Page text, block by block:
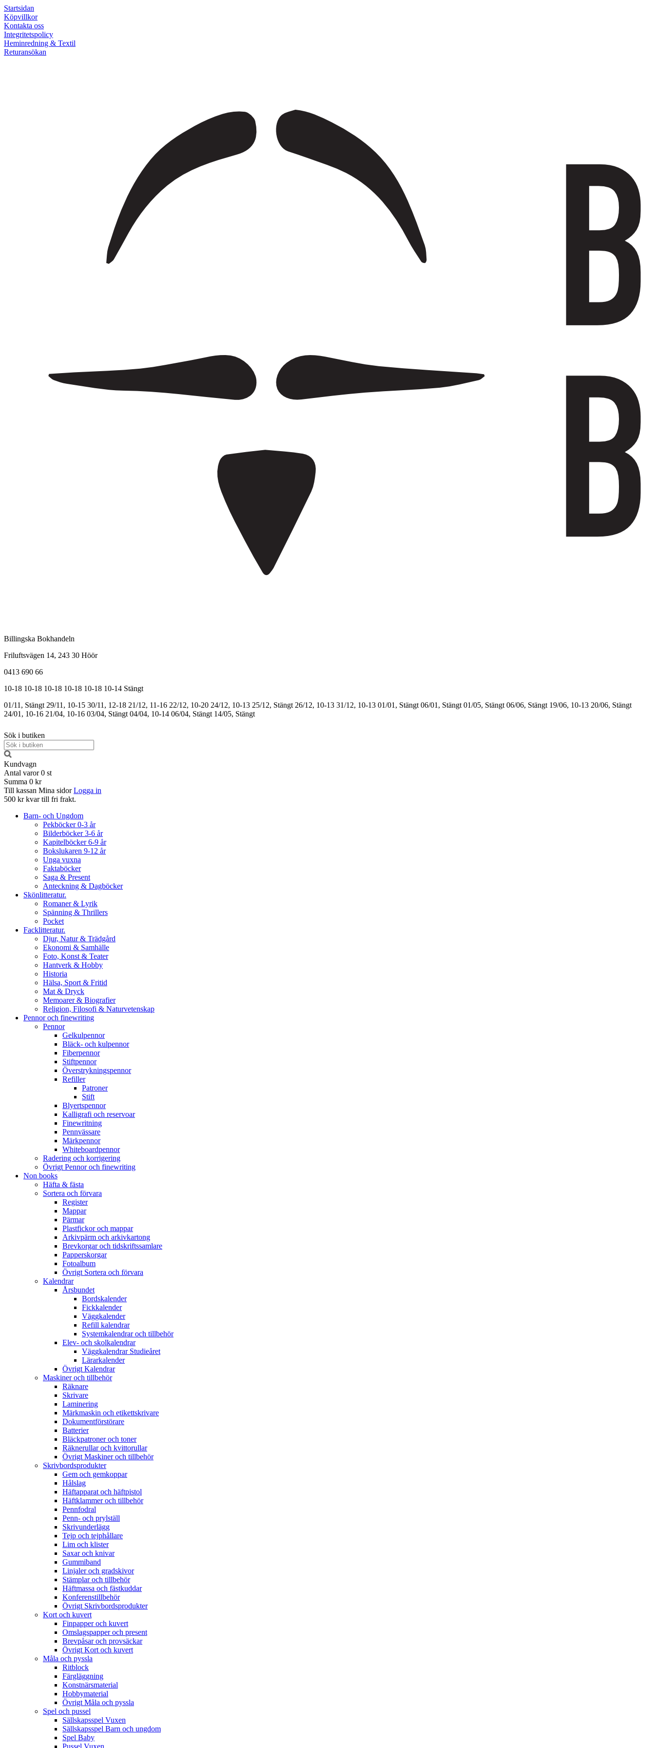
Startsidan
Köpvillkor
Kontakta oss
Integritetspolicy
Heminredning & Textil
Returansökan
Billingska Bokhandeln
Friluftsvägen 14, 243 30 Höör
0413 690 66
10-18 10-18 10-18 10-18 10-18 10-14 Stängt
01/11, Stängt 29/11, 10-15 30/11, 12-18 21/12, 11-16 22/12, 10-20 24/12, 10-13 25/12, Stängt 26/12, 10-13 31/12, 10-13 01/01, Stängt 06/01, Stängt 01/05, Stängt 06/06, Stängt 19/06, 10-13 20/06, Stängt
24/01, 10-16 21/04, 10-16 03/04, Stängt 04/04, 10-14 06/04, Stängt 14/05, Stängt
Sök i butiken
Kundvagn
Antal varor 0 st
Summa 0 kr
Till kassan Mina sidor Logga in
500 kr kvar till fri frakt.
Barn- och Ungdom
Pekböcker 0-3 år
Bilderböcker 3-6 år
Kapitelböcker 6-9 år
Bokslukaren 9-12 år
Unga vuxna
Faktaböcker
Saga & Present
Anteckning & Dagböcker
Skönlitteratur.
Romaner & Lyrik
Spänning & Thrillers
Pocket
Facklitteratur.
Djur, Natur & Trädgård
Ekonomi & Samhälle
Foto, Konst & Teater
Hantverk & Hobby
Historia
Hälsa, Sport & Fritid
Mat & Dryck
Memoarer & Biografier
Religion, Filosofi & Naturvetenskap
Pennor och finewriting
Pennor
Gelkulpennor
Bläck- och kulpennor
Fiberpennor
Stiftpennor
Överstrykningspennor
Refiller
Patroner
Stift
Blyertspennor
Kalligrafi och reservoar
Finewritning
Pennvässare
Märkpennor
Whiteboardpennor
Radering och korrigering
Övrigt Pennor och finewriting
Non books
Häfta & fästa
Sortera och förvara
Register
Mappar
Pärmar
Plastfickor och mappar
Arkivpärm och arkivkartong
Brevkorgar och tidskriftssamlare
Papperskorgar
Fotoalbum
Övrigt Sortera och förvara
Kalendrar
Årsbundet
Bordskalender
Fickkalender
Väggkalender
Refill kalendrar
Systemkalendrar och tillbehör
Elev- och skolkalendrar
Väggkalendrar Studieåret
Lärarkalender
Övrigt Kalendrar
Maskiner och tillbehör
Räknare
Skrivare
Laminering
Märkmaskin och etikettskrivare
Dokumentförstörare
Batterier
Bläckpatroner och toner
Räknerullar och kvittorullar
Övrigt Maskiner och tillbehör
Skrivbordsprodukter
Gem och gemkoppar
Hålslag
Häftapparat och häftpistol
Häftklammer och tillbehör
Pennfodral
Penn- och prylställ
Skrivunderlägg
Tejp och tejphållare
Lim och klister
Saxar och knivar
Gummiband
Linjaler och gradskivor
Stämplar och tillbehör
Häftmassa och fästkuddar
Konferenstillbehör
Övrigt Skrivbordsprodukter
Kort och kuvert
Finpapper och kuvert
Omslagspapper och present
Brevpåsar och provsäckar
Övrigt Kort och kuvert
Måla och pyssla
Ritblock
Färgläggning
Konstnärsmaterial
Hobbymaterial
Övrigt Måla och pyssla
Spel och pussel
Sällskapsspel Vuxen
Sällskapsspel Barn och ungdom
Spel Baby
Pussel Vuxen